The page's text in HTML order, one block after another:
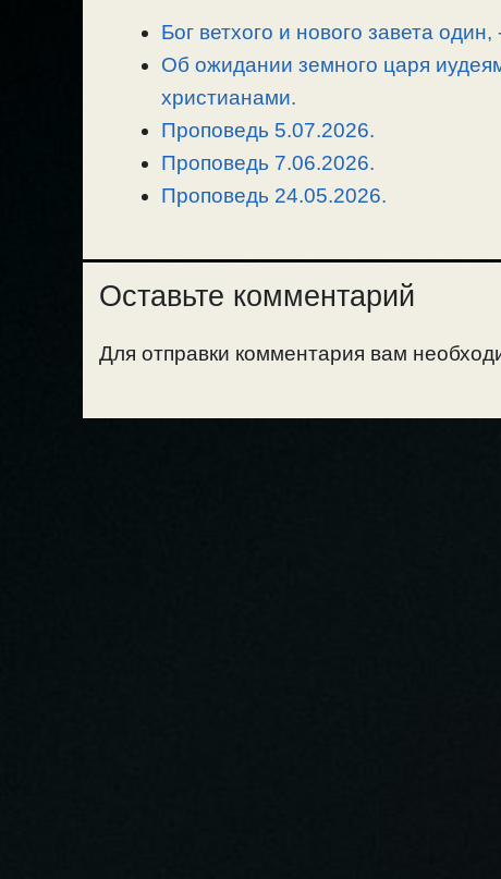
r
a
m
o
o
k
в
и
т
Бог ветхого и нового завета
Об ожидании земного царя
христианами.
Проповедь 5.07.2026.
Проповедь 7.06.2026.
Проповедь 24.05.2026.
Оставьте комментарий
Для отправки комментария вам